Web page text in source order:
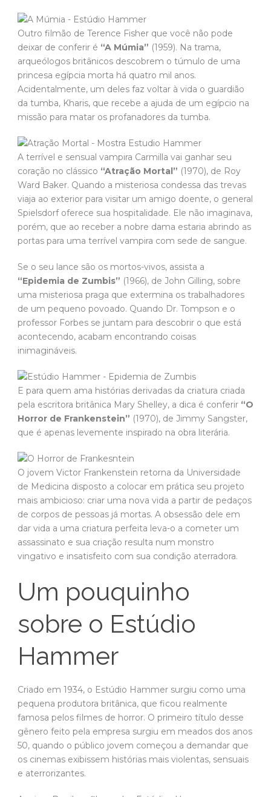
Outro filmão de Terence Fisher que você não pode
deixar de conferir é “A Múmia” (1959). Na trama,
arqueólogos britânicos descobrem o túmulo de uma
princesa egípcia morta há quatro mil anos.
Acidentalmente, um deles faz voltar à vida o guardião
da tumba, Kharis, que recebe a ajuda de um egípcio na
missão para matar os profanadores da tumba.
A terrível e sensual vampira Carmilla vai ganhar seu
coração no clássico “Atração Mortal” (1970), de Roy
Ward Baker. Quando a misteriosa condessa das trevas
viaja ao exterior para visitar um amigo doente, o general
Spielsdorf oferece sua hospitalidade. Ele não imaginava,
porém, que ao receber a nobre dama estaria abrindo as
portas para uma terrível vampira com sede de sangue.
Se o seu lance são os mortos-vivos, assista a
“Epidemia de Zumbis” (1966), de John Gilling, sobre
uma misteriosa praga que extermina os trabalhadores
de um pequeno povoado. Quando Dr. Tompson e o
professor Forbes se juntam para descobrir o que está
acontecendo, acabam encontrando coisas
inimagináveis.
E para quem ama histórias derivadas da criatura criada
pela escritora britânica Mary Shelley, a dica é conferir “O
Horror de Frankenstein” (1970), de Jimmy Sangster,
que é apenas levemente inspirado na obra literária.
O jovem Victor Frankenstein retorna da Universidade
de Medicina disposto a colocar em prática seu projeto
mais ambicioso: criar uma nova vida a partir de pedaços
de corpos de pessoas já mortas. A obsessão dele em
dar vida a uma criatura perfeita leva-o a cometer um
assassinato e sua criação resulta num monstro
vingativo e insatisfeito com sua condição aterradora.
Um pouquinho
sobre o Estúdio
Hammer
Criado em 1934, o Estúdio Hammer surgiu como uma
pequena produtora britânica, que ficou realmente
famosa pelos filmes de horror. O primeiro título desse
gênero feito pela empresa surgiu em meados dos anos
50, quando o público jovem começou a demandar que
os cinemas exibissem histórias mais violentas, sensuais
e aterrorizantes.